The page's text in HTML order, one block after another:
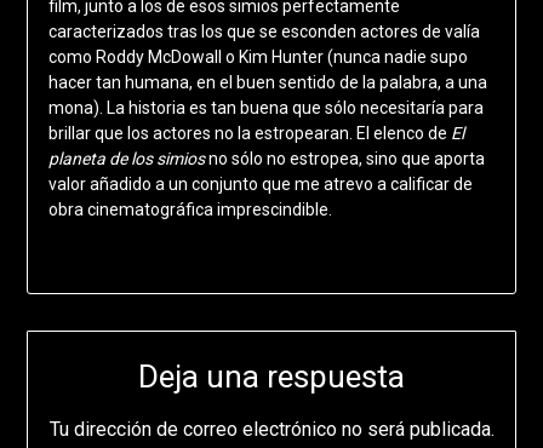
film, junto a los de esos simios perfectamente
caracterizados tras los que se esconden actores de valía
como Roddy McDowall o Kim Hunter (nunca nadie supo
hacer tan humana, en el buen sentido de la palabra, a una
mona). La historia es tan buena que sólo necesitaría para
brillar que los actores no la estropearan. El elenco de El
planeta de los simiosno sólo no estropea, sino que aporta
valor añadido a un conjunto que me atrevo a calificar de
obra cinematográfica imprescindible.
Deja una respuesta
Tu dirección de correo electrónico no será publicada.